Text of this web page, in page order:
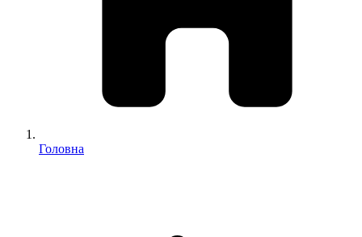
Головна